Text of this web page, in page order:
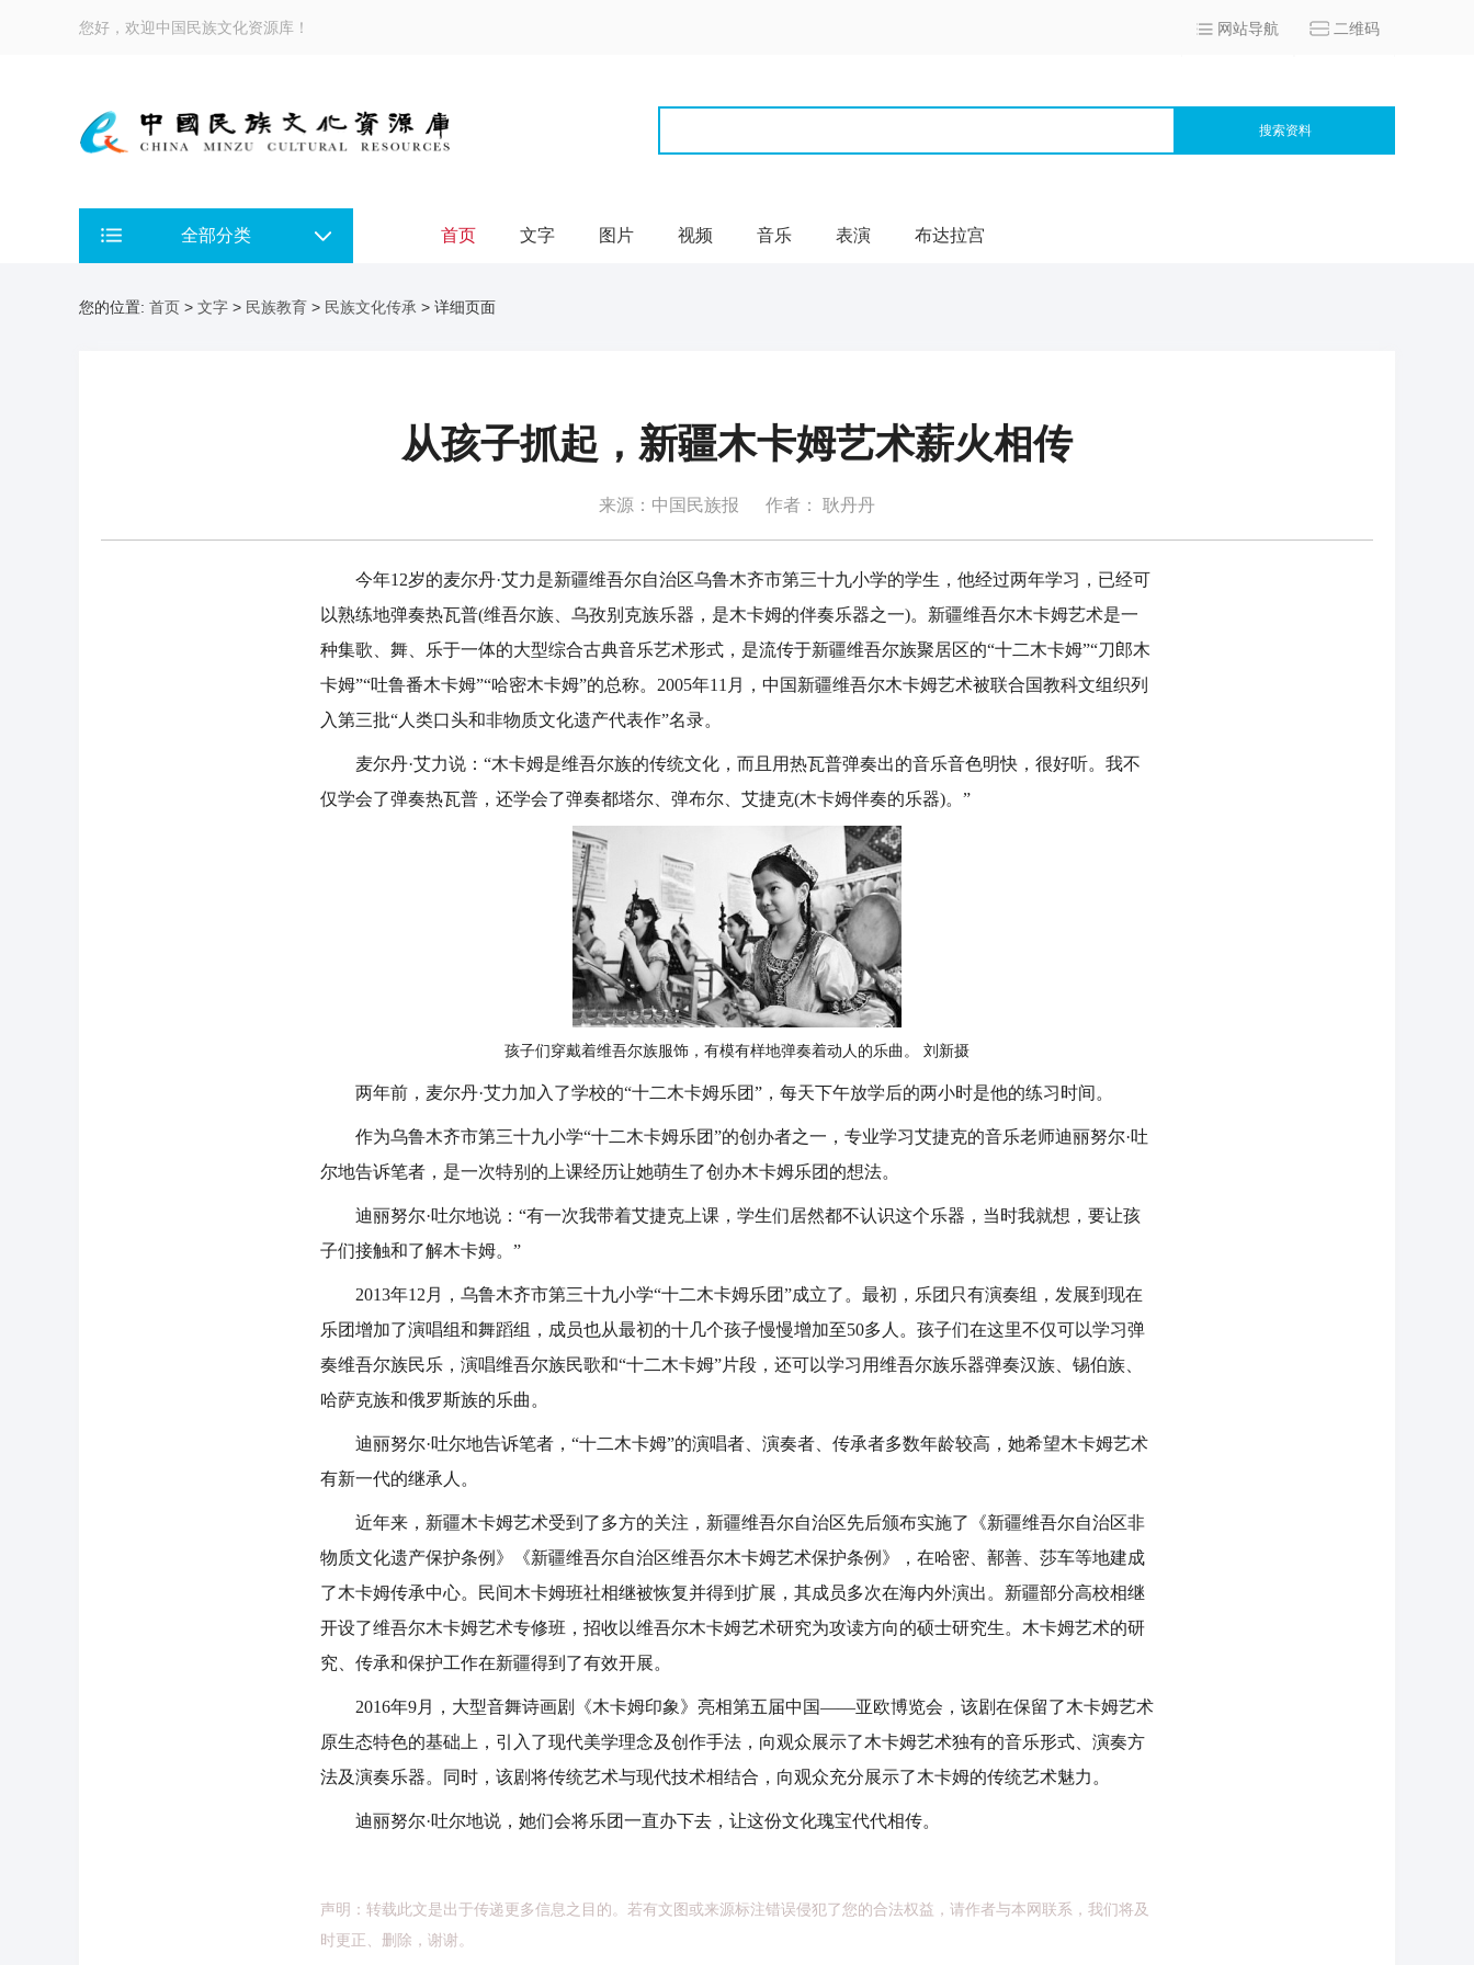
您好，欢迎中国民族文化资源库！ 网站导航 二维码
搜索资料
全部分类 首页 文字 图片 视频 音乐 表演 布达拉宫
您的位置: 首页 > 文字 > 民族教育 > 民族文化传承 > 详细页面
从孩子抓起，新疆木卡姆艺术薪火相传
来源：中国民族报 作者： 耿丹丹
今年12岁的麦尔丹·艾力是新疆维吾尔自治区乌鲁木齐市第三十九小学的学生，他经过两年学习，已经可
以熟练地弹奏热瓦普(维吾尔族、乌孜别克族乐器，是木卡姆的伴奏乐器之一)。新疆维吾尔木卡姆艺术是一
种集歌、舞、乐于一体的大型综合古典音乐艺术形式，是流传于新疆维吾尔族聚居区的“十二木卡姆”“刀郎木
卡姆”“吐鲁番木卡姆”“哈密木卡姆”的总称。2005年11月，中国新疆维吾尔木卡姆艺术被联合国教科文组织列
入第三批“人类口头和非物质文化遗产代表作”名录。
麦尔丹·艾力说：“木卡姆是维吾尔族的传统文化，而且用热瓦普弹奏出的音乐音色明快，很好听。我不
仅学会了弹奏热瓦普，还学会了弹奏都塔尔、弹布尔、艾捷克(木卡姆伴奏的乐器)。”
孩子们穿戴着维吾尔族服饰，有模有样地弹奏着动人的乐曲。 刘新摄
两年前，麦尔丹·艾力加入了学校的“十二木卡姆乐团”，每天下午放学后的两小时是他的练习时间。
作为乌鲁木齐市第三十九小学“十二木卡姆乐团”的创办者之一，专业学习艾捷克的音乐老师迪丽努尔·吐
尔地告诉笔者，是一次特别的上课经历让她萌生了创办木卡姆乐团的想法。
迪丽努尔·吐尔地说：“有一次我带着艾捷克上课，学生们居然都不认识这个乐器，当时我就想，要让孩
子们接触和了解木卡姆。”
2013年12月，乌鲁木齐市第三十九小学“十二木卡姆乐团”成立了。最初，乐团只有演奏组，发展到现在
乐团增加了演唱组和舞蹈组，成员也从最初的十几个孩子慢慢增加至50多人。孩子们在这里不仅可以学习弹
奏维吾尔族民乐，演唱维吾尔族民歌和“十二木卡姆”片段，还可以学习用维吾尔族乐器弹奏汉族、锡伯族、
哈萨克族和俄罗斯族的乐曲。
迪丽努尔·吐尔地告诉笔者，“十二木卡姆”的演唱者、演奏者、传承者多数年龄较高，她希望木卡姆艺术
有新一代的继承人。
近年来，新疆木卡姆艺术受到了多方的关注，新疆维吾尔自治区先后颁布实施了《新疆维吾尔自治区非
物质文化遗产保护条例》《新疆维吾尔自治区维吾尔木卡姆艺术保护条例》，在哈密、鄯善、莎车等地建成
了木卡姆传承中心。民间木卡姆班社相继被恢复并得到扩展，其成员多次在海内外演出。新疆部分高校相继
开设了维吾尔木卡姆艺术专修班，招收以维吾尔木卡姆艺术研究为攻读方向的硕士研究生。木卡姆艺术的研
究、传承和保护工作在新疆得到了有效开展。
2016年9月，大型音舞诗画剧《木卡姆印象》亮相第五届中国——亚欧博览会，该剧在保留了木卡姆艺术
原生态特色的基础上，引入了现代美学理念及创作手法，向观众展示了木卡姆艺术独有的音乐形式、演奏方
法及演奏乐器。同时，该剧将传统艺术与现代技术相结合，向观众充分展示了木卡姆的传统艺术魅力。
迪丽努尔·吐尔地说，她们会将乐团一直办下去，让这份文化瑰宝代代相传。
声明：转载此文是出于传递更多信息之目的。若有文图或来源标注错误侵犯了您的合法权益，请作者与本网联系，我们将及
时更正、删除，谢谢。